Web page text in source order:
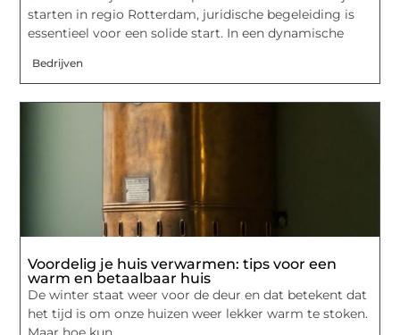
starten in regio Rotterdam, juridische begeleiding is
essentieel voor een solide start. In een dynamische
Bedrijven
Voordelig je huis verwarmen: tips voor een
warm en betaalbaar huis
De winter staat weer voor de deur en dat betekent dat
het tijd is om onze huizen weer lekker warm te stoken.